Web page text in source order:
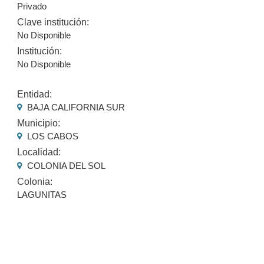
Privado
Clave institución:
No Disponible
Institución:
No Disponible
Entidad:
BAJA CALIFORNIA SUR
Municipio:
LOS CABOS
Localidad:
COLONIA DEL SOL
Colonia:
LAGUNITAS